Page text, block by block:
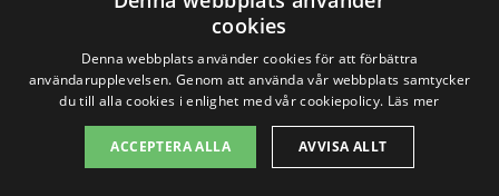
och inbjudande ut för potentiella köpare.
Men vad gör du om du inte hittar rätt
tjänster i Lilla Tjärby? Det finns flera
närliggande städer där du kan söka efter
cookies
Denna webbplats använder cookies för att förbättra
användarupplevelsen. Genom att använda vår webbplats samtycker
du till alla cookies i enlighet med vår cookiepolicy. Läs mer
ACCEPTERA ALLA AVVISA ALLT